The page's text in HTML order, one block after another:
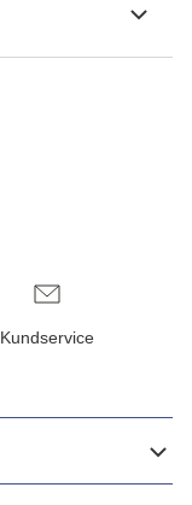
Kundservice